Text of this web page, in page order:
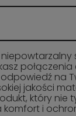
na
jakości
który nie
komfort i